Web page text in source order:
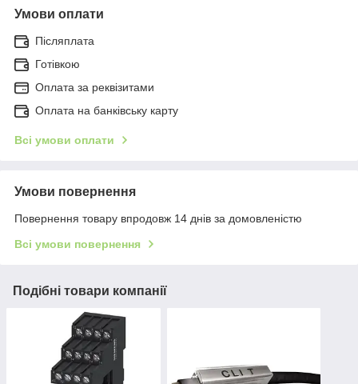
Умови оплати
Післяплата
Готівкою
Оплата за реквізитами
Оплата на банківську карту
Всі умови оплати
Умови повернення
Повернення товару впродовж 14 днів за домовленістю
Всі умови повернення
Подібні товари компанії